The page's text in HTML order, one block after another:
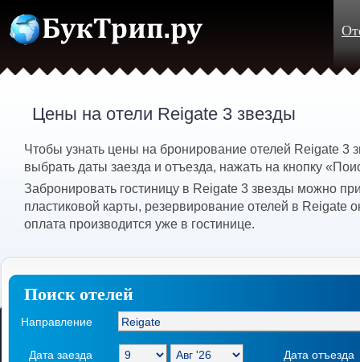
Цены на отели Reigate 3 звезды
Чтобы узнать цены на бронирование отелей Reigate 3
выбрать даты заезда и отъезда, нажать на кнопку
Забронировать гостиницу в Reigate 3 звезды можно
пластиковой карты, резервирование отелей в Reigate
оплата производится уже в гостинице.
Поиск отелей
Направление
Дата заезда Дата отъезда